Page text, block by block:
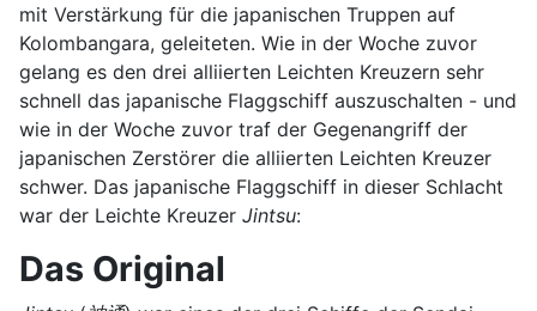
mit Verstärkung für die japanischen Truppen auf
Kolombangara, geleiteten. Wie in der Woche zuvor
gelang es den drei alliierten Leichten Kreuzern sehr
schnell das japanische Flaggschiff auszuschalten - und
wie in der Woche zuvor traf der Gegenangriff der
japanischen Zerstörer die alliierten Leichten Kreuzer
schwer. Das japanische Flaggschiff in dieser Schlacht
war der Leichte Kreuzer Jintsu:
Das Original